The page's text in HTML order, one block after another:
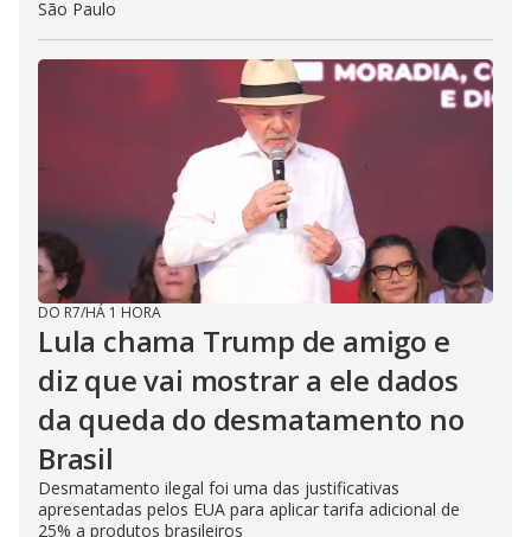
São Paulo
DO R7/HÁ 1 HORA
Lula chama Trump de amigo e
diz que vai mostrar a ele dados
da queda do desmatamento no
Brasil
Desmatamento ilegal foi uma das justificativas
apresentadas pelos EUA para aplicar tarifa adicional de
25% a produtos brasileiros